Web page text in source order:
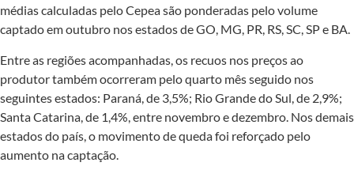
médias calculadas pelo Cepea são ponderadas pelo volume
captado em outubro nos estados de GO, MG, PR, RS, SC, SP e BA.
Entre as regiões acompanhadas, os recuos nos preços ao
produtor também ocorreram pelo quarto mês seguido nos
seguintes estados: Paraná, de 3,5%; Rio Grande do Sul, de 2,9%;
Santa Catarina, de 1,4%, entre novembro e dezembro. Nos demais
estados do país, o movimento de queda foi reforçado pelo
aumento na captação.